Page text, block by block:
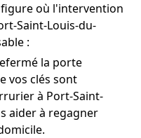
où l'intervention
Saint-Louis-du-
:
la porte
vos clés sont
à Port-Saint-
aider à regagner